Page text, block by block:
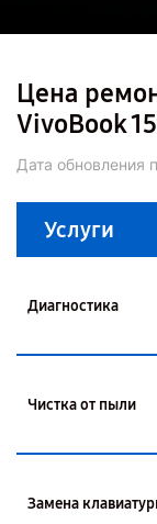
Цена
VivoBook
Дата обновления
Услуги
Диагностика
Чистка от пыли
Замена